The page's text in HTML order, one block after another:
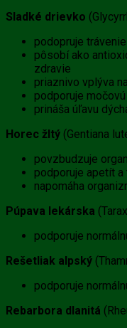
Sladké drievko
podopruje
pôsobí ako
zdravie
priaznivo vplýva
podporuje
prináša úľavu
Horec žltý (Gentiana
povzbudzuje
podporuje apetít a
napomáha
Púpava lekárska
podporuje
Rešetliak alpský
podporuje
Rebarbora dlanitá